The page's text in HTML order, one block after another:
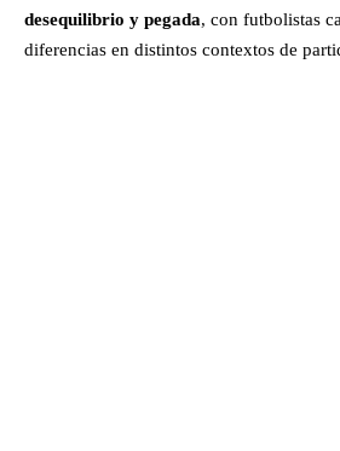
desequilibrio y pegada, con futbolistas
diferencias en distintos contextos de